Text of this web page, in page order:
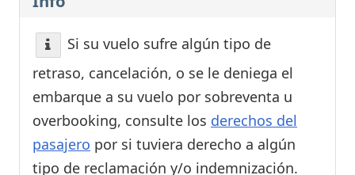
Si su vuelo sufre algún tipo de
retraso, cancelación, o se le deniega el
embarque a su vuelo por sobreventa u
overbooking, consulte los derechos del
pasajero por si tuviera derecho a algún
tipo de reclamación y/o indemnización.